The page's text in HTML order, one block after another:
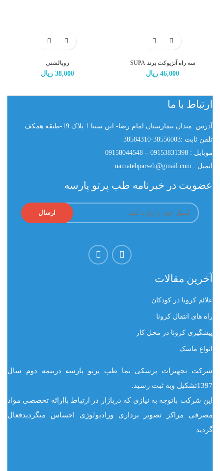
سه راه آنژیوکت برند SUPA
46,000 ریال
روبالشتی
38,000 ریال
ارتباط با ما
آدرس :میدان بیمارستان امام رضا- ابن سینا 1 پلاک 19-طبقه همکف
تلفن ثابت :38556003-38584310
موبایل : 09153831398 – 09158044548
ایمیل : namatebparseh@gmail.com
عضویت در خبرنامه طب پرتو پارسه
آخرین مقالات
علائم کرونا در کودکان
راه های انتقال کرونا
پیشگیری کرونا در محل کار
انواع ماسک
شرکت تجهیزات پزشکی نما طب پرتو پارسه درنیمه دوم سال
1397تشکیل وبه ثبت رسید.
این شرکت باتوجه به نیازی که دربازار در ارتباط باارائه تخصصی مواد
مصرفی مراکز تصویر برداری ورادیولوژی احساس میگردیدفعال
گردید